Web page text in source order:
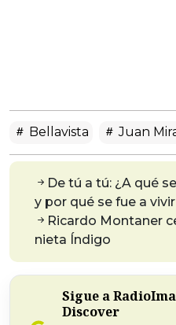
Bellavista Juan
De tú a tú: ¿A qué
y por qué se fue a
Ricardo Montaner
nieta Índigo
Sigue a
Discover